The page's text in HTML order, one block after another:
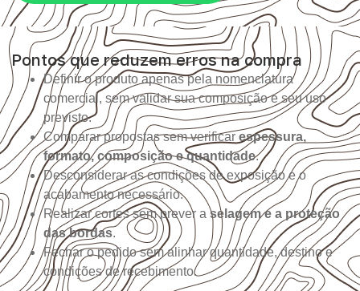
Pontos que reduzem erros na compra
Definir o produto apenas pela nomenclatura
comercial, sem validar sua composição e seu uso
previsto.
Comparar propostas sem verificar espessura,
formato, composição e quantidade.
Desconsiderar as condições de exposição e o
acabamento necessário.
Realizar cortes sem prever a selagem e a proteção
das bordas.
Fechar o pedido sem alinhar quantidade, destino e
condições de recebimento.